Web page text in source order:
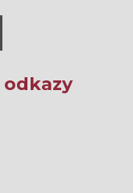
odkazy